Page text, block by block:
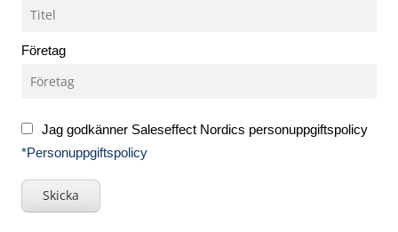
Företag
Jag godkänner Saleseffect Nordics personuppgiftspolicy
*Personuppgiftspolicy
Skicka